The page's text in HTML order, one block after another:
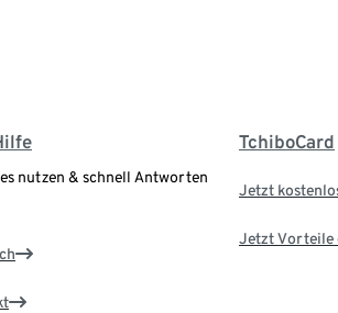
nutzen & schnell Antworten
TchiboCard
Jetzt
Jetzt Vorteile